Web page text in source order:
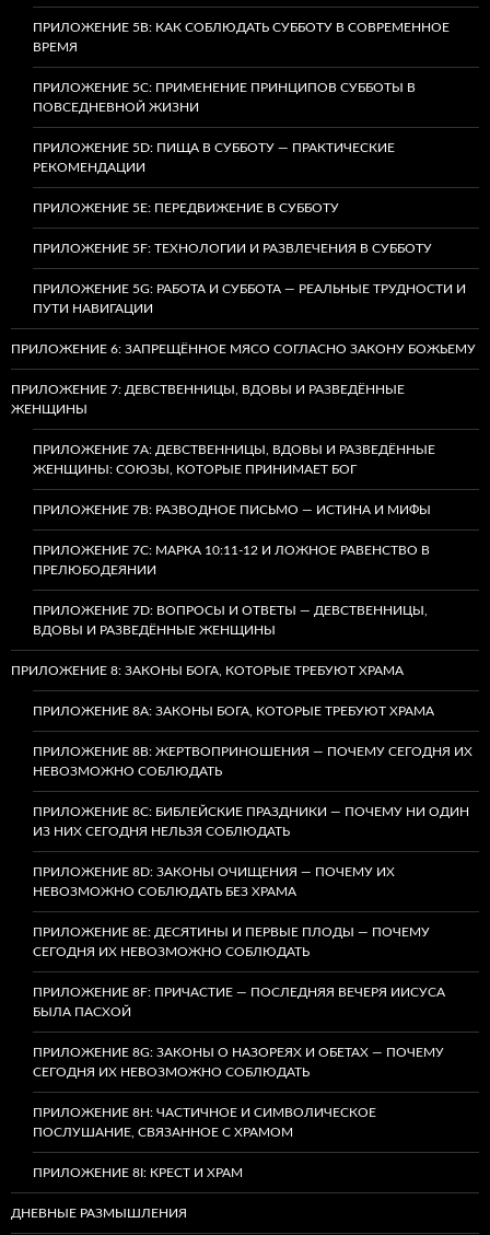
ПРИЛОЖЕНИЕ 5B: КАК СОБЛЮДАТЬ СУББОТУ В СОВРЕМЕННОЕ
ВРЕМЯ
ПРИЛОЖЕНИЕ 5C: ПРИМЕНЕНИЕ ПРИНЦИПОВ СУББОТЫ В
ПОВСЕДНЕВНОЙ ЖИЗНИ
ПРИЛОЖЕНИЕ 5D: ПИЩА В СУББОТУ — ПРАКТИЧЕСКИЕ
РЕКОМЕНДАЦИИ
ПРИЛОЖЕНИЕ 5E: ПЕРЕДВИЖЕНИЕ В СУББОТУ
ПРИЛОЖЕНИЕ 5F: ТЕХНОЛОГИИ И РАЗВЛЕЧЕНИЯ В СУББОТУ
ПРИЛОЖЕНИЕ 5G: РАБОТА И СУББОТА — РЕАЛЬНЫЕ ТРУДНОСТИ И
ПУТИ НАВИГАЦИИ
ПРИЛОЖЕНИЕ 6: ЗАПРЕЩЁННОЕ МЯСО СОГЛАСНО ЗАКОНУ БОЖЬЕМУ
ПРИЛОЖЕНИЕ 7: ДЕВСТВЕННИЦЫ, ВДОВЫ И РАЗВЕДЁННЫЕ
ЖЕНЩИНЫ
ПРИЛОЖЕНИЕ 7А: ДЕВСТВЕННИЦЫ, ВДОВЫ И РАЗВЕДЁННЫЕ
ЖЕНЩИНЫ: СОЮЗЫ, КОТОРЫЕ ПРИНИМАЕТ БОГ
ПРИЛОЖЕНИЕ 7B: РАЗВОДНОЕ ПИСЬМО — ИСТИНА И МИФЫ
ПРИЛОЖЕНИЕ 7C: МАРКА 10:11-12 И ЛОЖНОЕ РАВЕНСТВО В
ПРЕЛЮБОДЕЯНИИ
ПРИЛОЖЕНИЕ 7D: ВОПРОСЫ И ОТВЕТЫ — ДЕВСТВЕННИЦЫ,
ВДОВЫ И РАЗВЕДЁННЫЕ ЖЕНЩИНЫ
ПРИЛОЖЕНИЕ 8: ЗАКОНЫ БОГА, КОТОРЫЕ ТРЕБУЮТ ХРАМА
ПРИЛОЖЕНИЕ 8A: ЗАКОНЫ БОГА, КОТОРЫЕ ТРЕБУЮТ ХРАМА
ПРИЛОЖЕНИЕ 8B: ЖЕРТВОПРИНОШЕНИЯ — ПОЧЕМУ СЕГОДНЯ ИХ
НЕВОЗМОЖНО СОБЛЮДАТЬ
ПРИЛОЖЕНИЕ 8C: БИБЛЕЙСКИЕ ПРАЗДНИКИ — ПОЧЕМУ НИ ОДИН
ИЗ НИХ СЕГОДНЯ НЕЛЬЗЯ СОБЛЮДАТЬ
ПРИЛОЖЕНИЕ 8D: ЗАКОНЫ ОЧИЩЕНИЯ — ПОЧЕМУ ИХ
НЕВОЗМОЖНО СОБЛЮДАТЬ БЕЗ ХРАМА
ПРИЛОЖЕНИЕ 8E: ДЕСЯТИНЫ И ПЕРВЫЕ ПЛОДЫ — ПОЧЕМУ
СЕГОДНЯ ИХ НЕВОЗМОЖНО СОБЛЮДАТЬ
ПРИЛОЖЕНИЕ 8F: ПРИЧАСТИЕ — ПОСЛЕДНЯЯ ВЕЧЕРЯ ИИСУСА
БЫЛА ПАСХОЙ
ПРИЛОЖЕНИЕ 8G: ЗАКОНЫ О НАЗОРЕЯХ И ОБЕТАХ — ПОЧЕМУ
СЕГОДНЯ ИХ НЕВОЗМОЖНО СОБЛЮДАТЬ
ПРИЛОЖЕНИЕ 8H: ЧАСТИЧНОЕ И СИМВОЛИЧЕСКОЕ
ПОСЛУШАНИЕ, СВЯЗАННОЕ С ХРАМОМ
ПРИЛОЖЕНИЕ 8I: КРЕСТ И ХРАМ
ДНЕВНЫЕ РАЗМЫШЛЕНИЯ